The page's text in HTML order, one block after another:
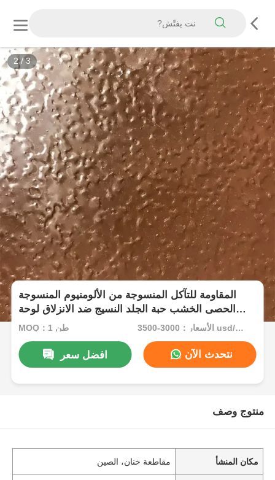
3/3
المقاومة للتآكل المنسوجة من الألومنيوم المنسوجة
الحصى الخشب حبة الجلد النسيج ضد الانزلاق لوحة
للتخزين البارد مقطورة سقف حائط
MOQ：1 طن الأسعار：3000-3500 usd/ton
افضل سعر نتحدث الآن
منتوج وصف
مكان المنشأ مقاطعة خنان، الصين